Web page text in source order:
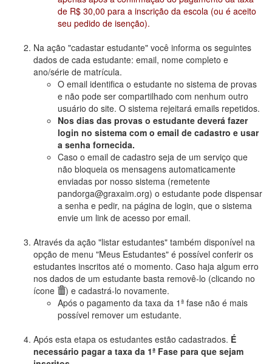
de R$ 30,00 para a inscrição da escola (ou é aceito
seu pedido de isenção).
Na ação "cadastar estudante" você informa os seguintes
dados de cada estudante: email, nome completo e
ano/série de matrícula.
O email identifica o estudante no sistema de provas
e não pode ser compartilhado com nenhum outro
usuário do site. O sistema rejeitará emails repetidos.
Nos dias das provas o estudante deverá fazer
login no sistema com o email de cadastro e usar
a senha fornecida.
Caso o email de cadastro seja de um serviço que
não bloqueia os mensagens automaticamente
enviadas por nosso sistema (remetente
pandorga@graxaim.org) o estudante pode dispensar
a senha e pedir, na página de login, que o sistema
envie um link de acesso por email.
Através da ação "listar estudantes" também disponível na
opção de menu "Meus Estudantes" é possível conferir os
estudantes inscritos até o momento. Caso haja algum erro
nos dados de um estudante basta removê-lo (clicando no
ícone
) e cadastrá-lo novamente.
Após o pagamento da taxa da 1ª fase não é mais
possível remover um estudante.
Após esta etapa os estudantes estão cadastrados. É
necessário pagar a taxa da 1ª Fase para que sejam